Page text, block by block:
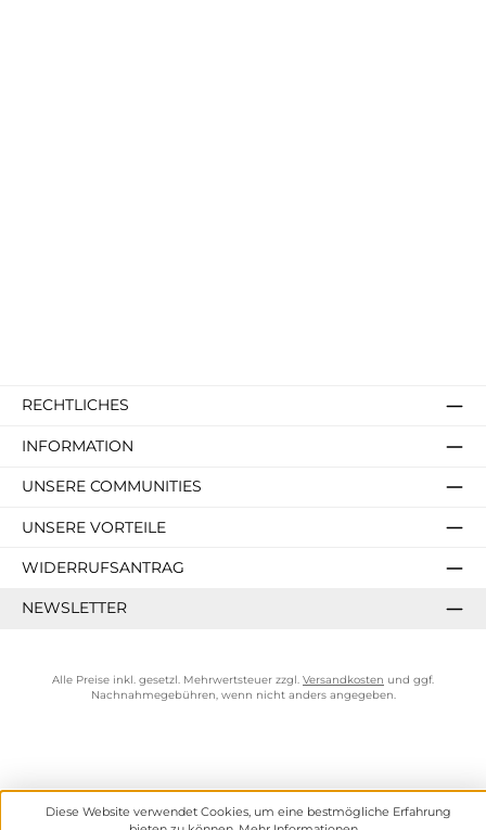
RECHTLICHES
INFORMATION
UNSERE COMMUNITIES
UNSERE VORTEILE
WIDERRUFSANTRAG
NEWSLETTER
Alle Preise inkl. gesetzl. Mehrwertsteuer zzgl. Versandkosten und ggf.
Nachnahmegebühren, wenn nicht anders angegeben.
Diese Website verwendet Cookies, um eine bestmögliche Erfahrung